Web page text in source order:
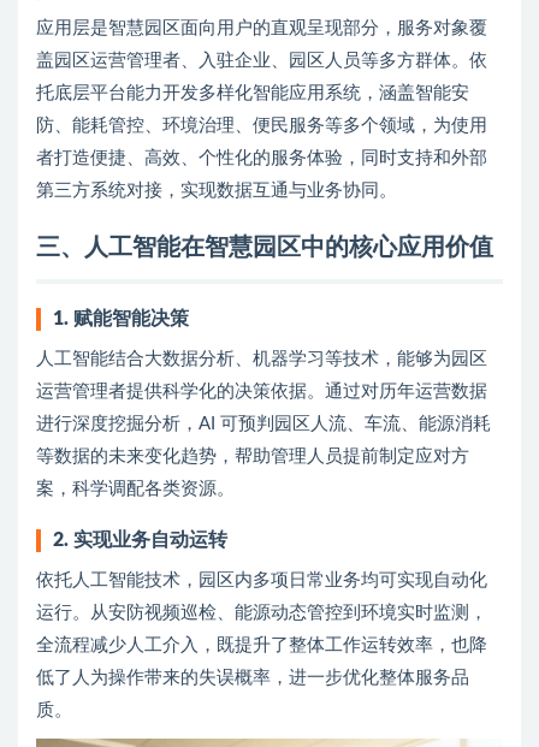
应用层是智慧园区面向用户的直观呈现部分，服务对象覆
盖园区运营管理者、入驻企业、园区人员等多方群体。依
托底层平台能力开发多样化智能应用系统，涵盖智能安
防、能耗管控、环境治理、便民服务等多个领域，为使用
者打造便捷、高效、个性化的服务体验，同时支持和外部
第三方系统对接，实现数据互通与业务协同。
三、人工智能在智慧园区中的核心应用价值
1. 赋能智能决策
人工智能结合大数据分析、机器学习等技术，能够为园区
运营管理者提供科学化的决策依据。通过对历年运营数据
进行深度挖掘分析，AI 可预判园区人流、车流、能源消耗
等数据的未来变化趋势，帮助管理人员提前制定应对方
案，科学调配各类资源。
2. 实现业务自动运转
依托人工智能技术，园区内多项日常业务均可实现自动化
运行。从安防视频巡检、能源动态管控到环境实时监测，
全流程减少人工介入，既提升了整体工作运转效率，也降
低了人为操作带来的失误概率，进一步优化整体服务品
质。